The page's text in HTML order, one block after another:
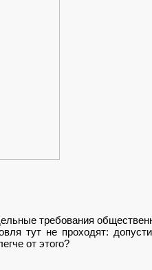
требования
тут не проходят:
от этого?